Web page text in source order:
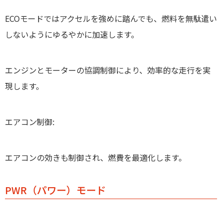
ECOモードではアクセルを強めに踏んでも、燃料を無駄遣い
しないようにゆるやかに加速します。
エンジンとモーターの協調制御により、効率的な走行を実
現します。
エアコン制御:
エアコンの効きも制御され、燃費を最適化します。
PWR（パワー）モード